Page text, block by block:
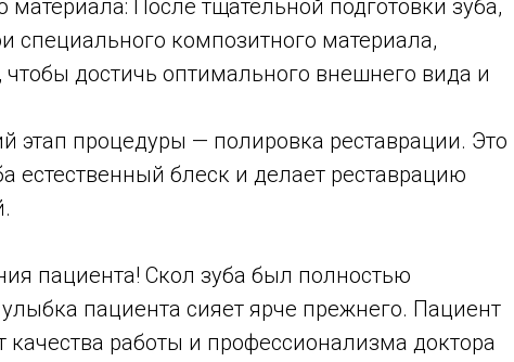
После тщательной подготовки зуба,
специального композитного материала,
чтобы достичь оптимального внешнего вида и
этап процедуры — полировка реставрации. Это
естественный блеск и делает реставрацию
пациента! Скол зуба был полностью
улыбка пациента сияет ярче прежнего. Пациент
качества работы и профессионализма доктора